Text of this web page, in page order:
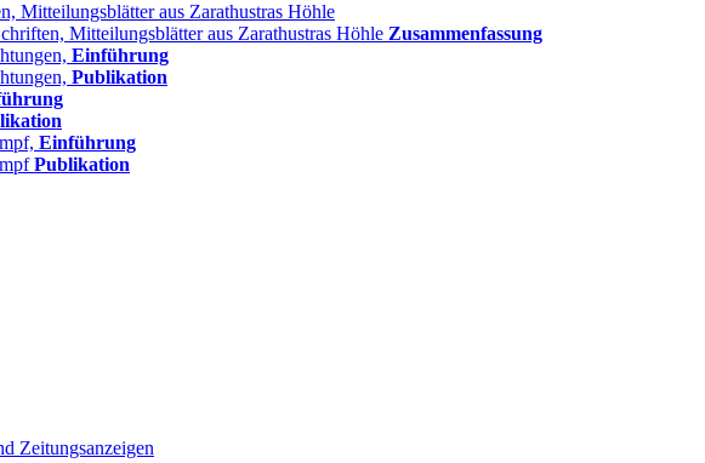
Mitteilungsblätter aus Zarathustras Höhle
Mitteilungsblätter aus Zarathustras Höhle Zusammenfassung
Einführung
Publikation
Einführung
Publikation
Zeitungsanzeigen